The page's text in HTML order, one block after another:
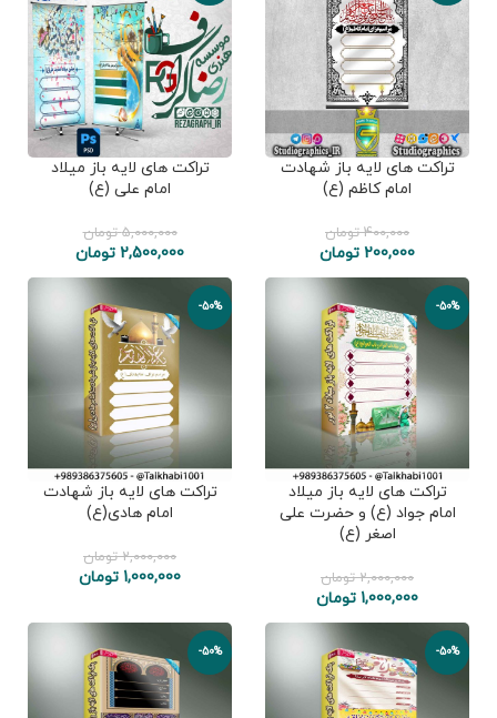
تراکت های لایه باز شهادت
امام کاظم (ع)
400,000 تومان
200,000 تومان
تراکت های لایه باز میلاد
امام علی (ع)
5,000,000 تومان
2,500,000 تومان
-50%
تراکت های لایه باز میلاد
امام جواد (ع) و حضرت علی
اصغر (ع)
2,000,000 تومان
1,000,000 تومان
-50%
تراکت های لایه باز شهادت
امام هادی(ع)
2,000,000 تومان
1,000,000 تومان
-50%
-50%